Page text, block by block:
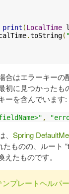
print (LocalTime
.toString(
合はエラーキーの
初に見つかったも
ーを含んでいます:
,
Spring
ものの、ルート
えたものです。
ンプレートヘルパ